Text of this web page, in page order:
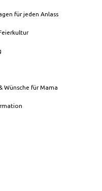
für jeden Anlass
Wünsche für Mama